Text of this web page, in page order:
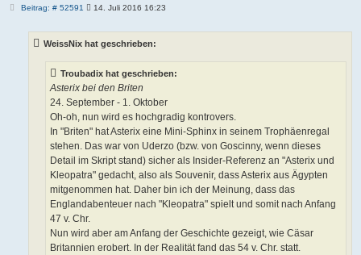
Beitrag: # 52591 B
r
14. Juli 2016 16:23
WeissNix hat geschrieben:
Troubadix hat geschrieben:
Asterix bei den Briten
24. September - 1. Oktober
Oh-oh, nun wird es hochgradig kontrovers.
In "Briten" hat Asterix eine Mini-Sphinx in seinem Trophäenregal
stehen. Das war von Uderzo (bzw. von Goscinny, wenn dieses
Detail im Skript stand) sicher als Insider-Referenz an "Asterix und
Kleopatra" gedacht, also als Souvenir, dass Asterix aus Ägypten
mitgenommen hat. Daher bin ich der Meinung, dass das
Englandabenteuer nach "Kleopatra" spielt und somit nach Anfang
47 v. Chr.
Nun wird aber am Anfang der Geschichte gezeigt, wie Cäsar
Britannien erobert. In der Realität fand das 54 v. Chr. statt.